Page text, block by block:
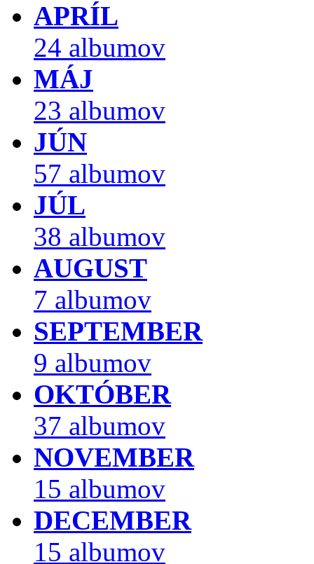
APRÍL
24 albumov
MÁJ
23 albumov
JÚN
57 albumov
JÚL
38 albumov
AUGUST
7 albumov
SEPTEMBER
9 albumov
OKTÓBER
37 albumov
NOVEMBER
15 albumov
DECEMBER
15 albumov